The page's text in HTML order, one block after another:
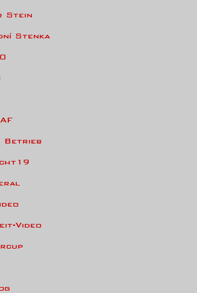
Stein
Stenka
Betrieb
Video